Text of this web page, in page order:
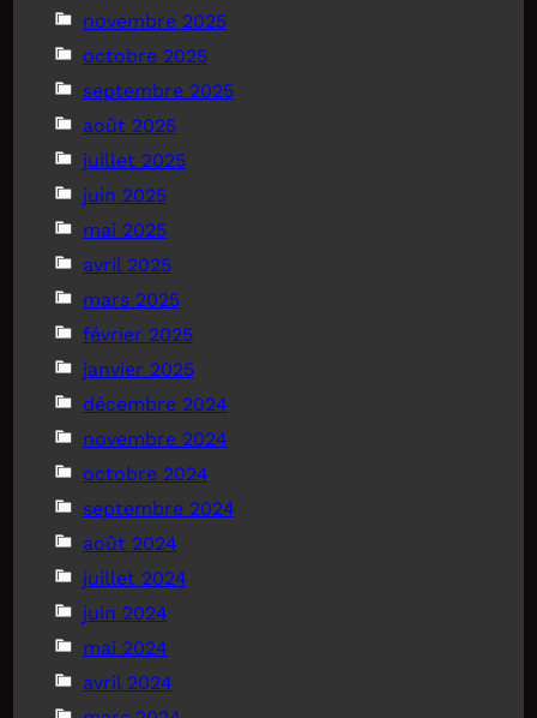
novembre 2025
octobre 2025
septembre 2025
août 2025
juillet 2025
juin 2025
mai 2025
avril 2025
mars 2025
février 2025
janvier 2025
décembre 2024
novembre 2024
octobre 2024
septembre 2024
août 2024
juillet 2024
juin 2024
mai 2024
avril 2024